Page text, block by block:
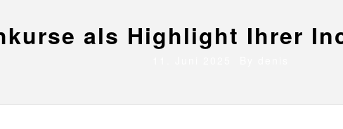
als Highlight Ihrer